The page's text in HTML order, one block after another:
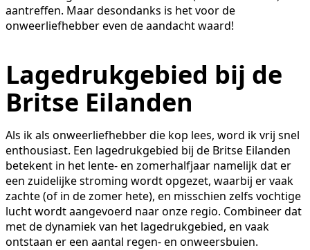
aantreffen. Maar desondanks is het voor de
onweerliefhebber even de aandacht waard!
Lagedrukgebied bij de
Britse Eilanden
Als ik als onweerliefhebber die kop lees, word ik vrij snel
enthousiast. Een lagedrukgebied bij de Britse Eilanden
betekent in het lente- en zomerhalfjaar namelijk dat er
een zuidelijke stroming wordt opgezet, waarbij er vaak
zachte (of in de zomer hete), en misschien zelfs vochtige
lucht wordt aangevoerd naar onze regio. Combineer dat
met de dynamiek van het lagedrukgebied, en vaak
ontstaan er een aantal regen- en onweersbuien.